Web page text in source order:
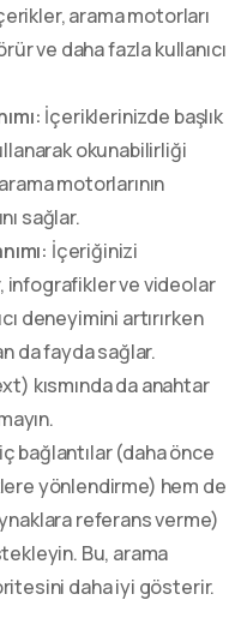
arama motorları
ve daha fazla kullanıcı
İçeriklerinizde başlık
okunabilirliği
motorlarının
sağlar.
İçeriğinizi
ve videolar
deneyimini artırırken
da fayda sağlar.
kısmında da anahtar
bağlantılar (daha önce
yönlendirme) hem de
referans verme)
Bu, arama
daha iyi gösterir.